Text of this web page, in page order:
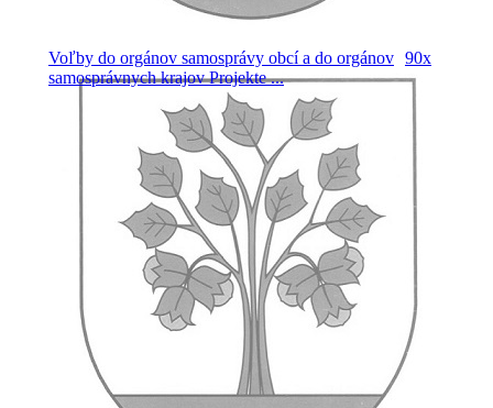
Voľby do orgánov samosprávy obcí a do orgánov
samosprávnych krajovProjekte ...
90x